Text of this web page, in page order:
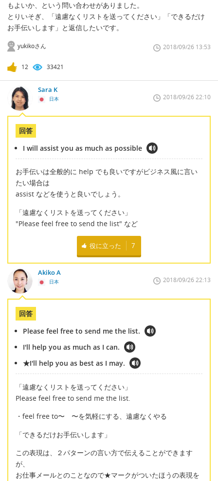
もよいか、という問い合わせがありました。
とりいそぎ、「遠慮なくリストを送ってください」「できるだけ
お手伝いします」と返信したいです。
yukikoさん 2018/09/26 13:53
12 33421
Sara K
日本 2018/09/26 22:10
回答
I will assist you as much as possible
お手伝いは全般的に help でも良いですがビジネス風に言い
たい場合は
assist などを使うと良いでしょう。
「遠慮なくリストを送ってください」
"Please feel free to send the list" など
役に立った 7
Akiko A
日本 2018/09/26 22:13
回答
Please feel free to send me the list.
I'll help you as much as I can.
★I'll help you as best as I may.
「遠慮なくリストを送ってください」
Please feel free to send me the list.
・feel free to〜 〜を気軽にする、遠慮なくやる
「できるだけお手伝いします」
この表現は、２パターンの言い方で伝えることができます
が、
お仕事メールとのことなので★マークがついたほうの表現を